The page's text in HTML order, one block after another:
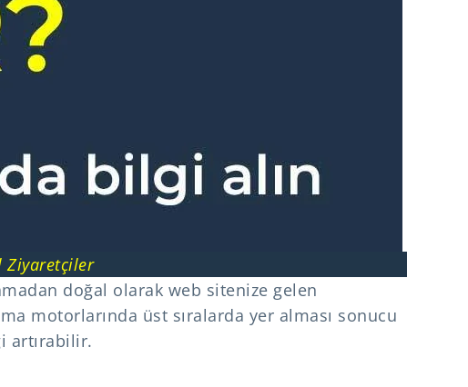
Ziyaretçiler
doğal olarak web sitenize gelen
motorlarında üst sıralarda yer alması sonucu
artırabilir.